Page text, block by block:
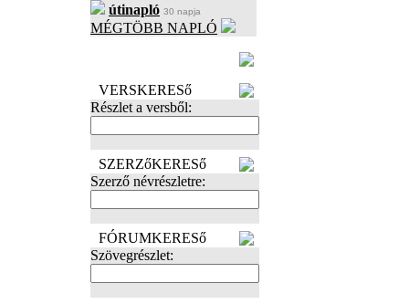
útinapló 30 napja
MÉGTÖBB NAPLÓ
VERSKERESő
Részlet a versből:
SZERZőKERESő
Szerző névrészletre:
FÓRUMKERESő
Szövegrészlet: